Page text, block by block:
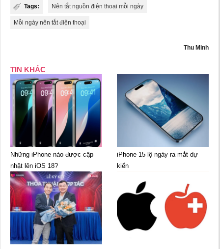
Tags: Nên tắt nguồn điện thoại mỗi ngày
Mỗi ngày nên tắt điện thoại
Thu Minh
TIN KHÁC
Những iPhone nào được cập
nhật lên iOS 18?
iPhone 15 lộ ngày ra mắt dự
kiến